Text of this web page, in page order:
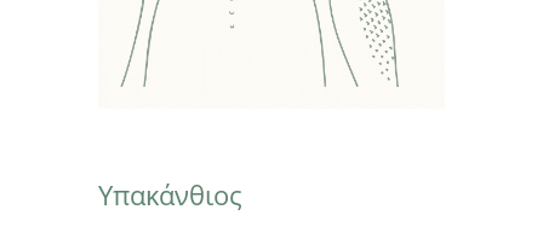
Υπακάνθιος